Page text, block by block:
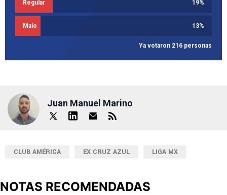
Regular 19%
Malo 13%
Ya votaron 216 personas
Juan Manuel Marino
CLUB AMÉRICA EX CRUZ AZUL LIGA MX
NOTAS RECOMENDADAS